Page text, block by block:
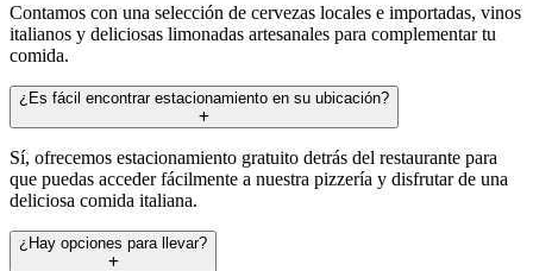
Contamos con una selección de cervezas locales e importadas, vinos
italianos y deliciosas limonadas artesanales para complementar tu
comida.
¿Es fácil encontrar estacionamiento en su ubicación?
Sí, ofrecemos estacionamiento gratuito detrás del restaurante para
que puedas acceder fácilmente a nuestra pizzería y disfrutar de una
deliciosa comida italiana.
¿Hay opciones para llevar?